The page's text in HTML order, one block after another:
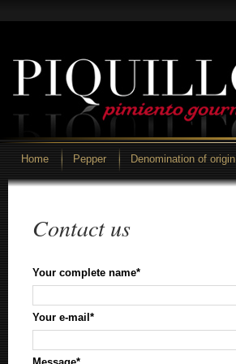
Home Pepper Denomination of origin
Contact us
Your complete name*
Your e-mail*